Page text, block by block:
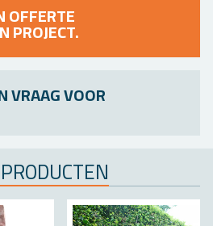
OFFERTE
PROJECT.
VRAAG VOOR